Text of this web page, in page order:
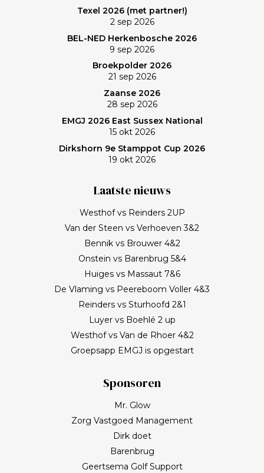
Texel 2026 (met partner!)
2 sep 2026
BEL-NED Herkenbosche 2026
9 sep 2026
Broekpolder 2026
21 sep 2026
Zaanse 2026
28 sep 2026
EMGJ 2026 East Sussex National
15 okt 2026
Dirkshorn 9e Stamppot Cup 2026
19 okt 2026
Laatste nieuws
Westhof vs Reinders 2UP
Van der Steen vs Verhoeven 3&2
Bennik vs Brouwer 4&2
Onstein vs Barenbrug 5&4
Huiges vs Massaut 7&6
De Vlaming vs Peereboom Voller 4&3
Reinders vs Sturhoofd 2&1
Luyer vs Boehlé 2 up
Westhof vs Van de Rhoer 4&2
Groepsapp EMGJ is opgestart
Sponsoren
Mr. Glow
Zorg Vastgoed Management
Dirk doet
Barenbrug
Geertsema Golf Support